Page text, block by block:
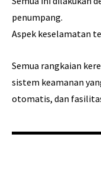
penumpang.
Aspek keselamatan
Semua rangkaian
sistem keamanan
otomatis, dan